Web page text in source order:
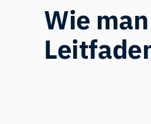
Wie